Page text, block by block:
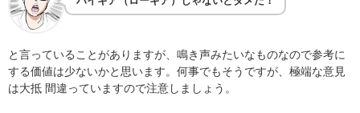
と言っていることがありますが、鳴き声みたいなものなので参考に
する価値は少ないかと思います。何事でもそうですが、極端な意見
は大抵 間違っていますので注意しましょう。